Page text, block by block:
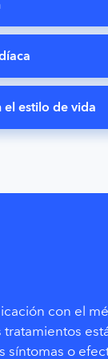
estilo de vida
con el
o